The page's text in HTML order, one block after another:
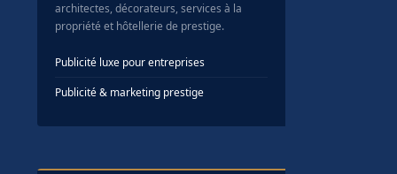
architectes, décorateurs, services à la
propriété et hôtellerie de prestige.
Publicité luxe pour entreprises
Publicité & marketing prestige